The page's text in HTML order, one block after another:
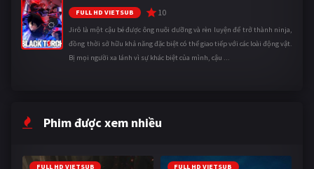
FULL HD VIETSUB 10
Jirô là một cậu bé được ông nuôi dưỡng và rèn luyện để trở thành ninja,
đồng thời sở hữu khả năng đặc biệt có thể giao tiếp với các loài động vật.
Bị mọi người xa lánh vì sự khác biệt của mình, cậu ...
Phim được xem nhiều
FULL HD VIETSUB FULL HD VIETSUB